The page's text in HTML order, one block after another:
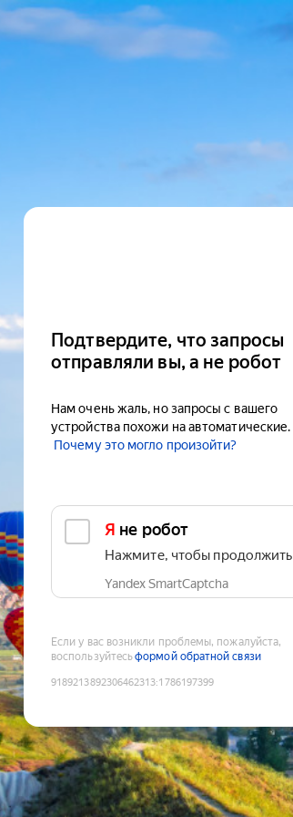
Подтвердите, что запросы
отправляли вы, а не робот
Нам очень жаль, но запросы с вашего
устройства похожи на автоматические.
Почему это могло произойти?
Я не робот
Нажмите, чтобы продолжить
Yandex SmartCaptcha
Если у вас возникли проблемы, пожалуйста,
воспользуйтесьформой обратной связи
9189213892306462313:1786197399